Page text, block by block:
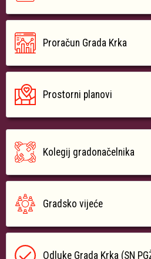
Proračun Grada Krka
Prostorni planovi
Kolegij gradonačelnika
Gradsko vijeće
Odluke Grada Krka (SN